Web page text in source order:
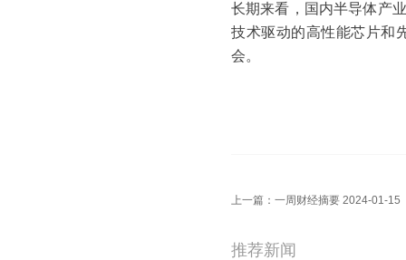
长期来看，国内半导体产
技术驱动的高性能芯片和
会。
上一篇： 一周财经摘要 2024-01-15
推荐新闻